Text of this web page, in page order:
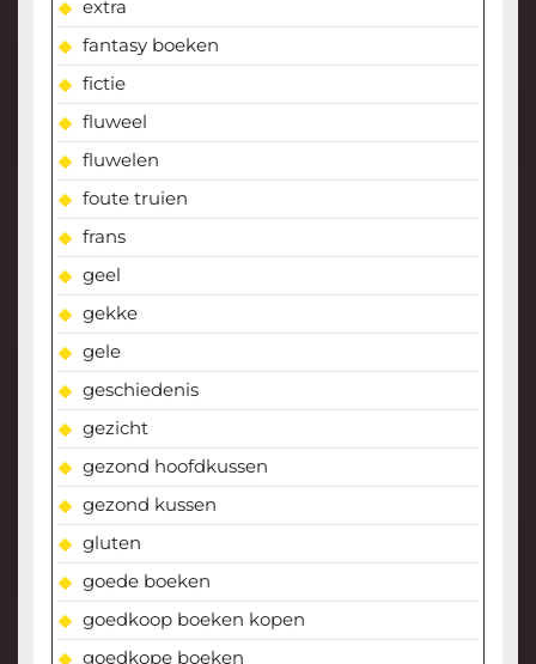
extra
fantasy boeken
fictie
fluweel
fluwelen
foute truien
frans
geel
gekke
gele
geschiedenis
gezicht
gezond hoofdkussen
gezond kussen
gluten
goede boeken
goedkoop boeken kopen
goedkope boeken